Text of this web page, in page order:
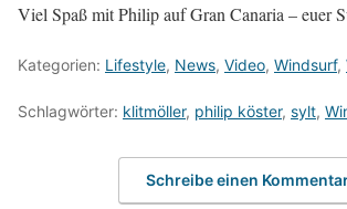
Viel Spaß mit Philip auf Gran Canaria – euer
Kategorien: Lifestyle, News, Video, Windsurf,
Schlagwörter: klitmöller, philip köster, sylt,
Schreibe einen